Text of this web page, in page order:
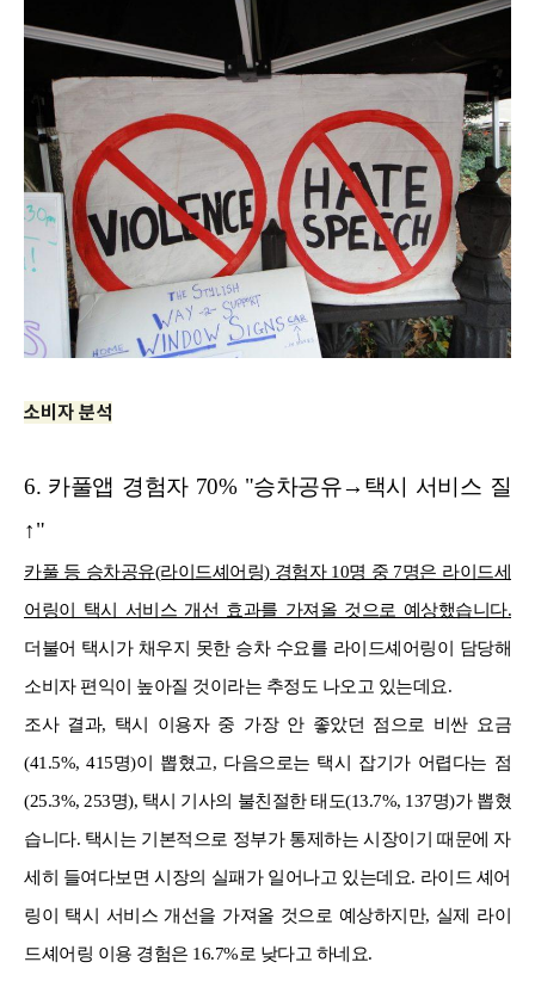
소비자 분석
6. 카풀앱 경험자 70% "승차공유→택시 서비스 질
↑"
카풀 등 승차공유(라이드셰어링) 경험자 10명 중 7명은 라이드세
어링이 택시 서비스 개선 효과를 가져올 것으로 예상했습니다.
더불어 택시가 채우지 못한 승차 수요를 라이드셰어링이 담당해
소비자 편익이 높아질 것이라는 추정도 나오고 있는데요.
조사 결과, 택시 이용자 중 가장 안 좋았던 점으로 비싼 요금
(41.5%, 415명)이 뽑혔고, 다음으로는 택시 잡기가 어렵다는 점
(25.3%, 253명), 택시 기사의 불친절한 태도(13.7%, 137명)가 뽑혔
습니다. 택시는 기본적으로 정부가 통제하는 시장이기 때문에 자
세히 들여다보면 시장의 실패가 일어나고 있는데요. 라이드 셰어
링이 택시 서비스 개선을 가져올 것으로 예상하지만, 실제 라이
드셰어링 이용 경험은 16.7%로 낮다고 하네요.